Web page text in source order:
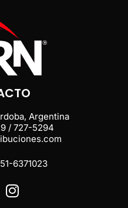
Argentina
/ 727-5294
6371023